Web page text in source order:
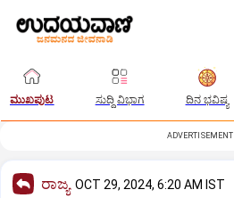
ಮುಖಪುಟ ಸುದ್ದಿ ವಿಭಾಗ ದಿನ ಭವಿಷ್ಯ
ADVERTISEMENT
ರಾಜ್ಯ OCT 29, 2024, 6:20 AM IST